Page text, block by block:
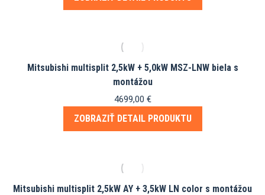
Mitsubishi multisplit 2,5kW + 5,0kW MSZ-LNW biela s
montážou
4699,00 €
ZOBRAZIŤ DETAIL PRODUKTU
Mitsubishi multisplit 2,5kW AY + 3,5kW LN color s montážou